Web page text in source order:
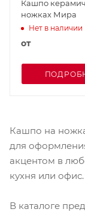
Кашпо
ножках Мира
Нет в наличии
от
Кашпо на
для
акцентом в
кухня или офис.
В каталоге